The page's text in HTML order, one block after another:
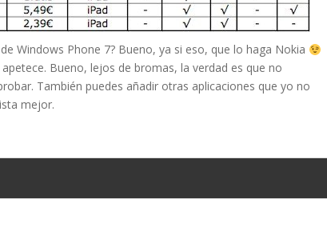
Windows Phone 7? Bueno, ya si eso, que lo haga Nokia
Bueno, lejos de bromas, la verdad es que no
También puedes añadir otras aplicaciones que yo no
mejor.